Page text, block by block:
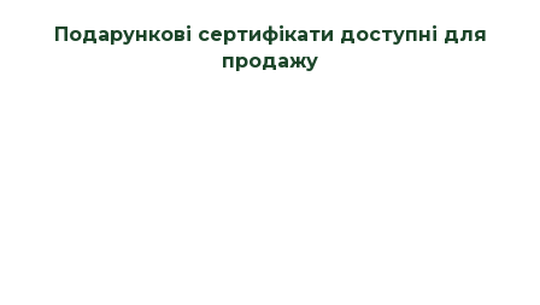
Подарункові сертифікати доступні для
продажу